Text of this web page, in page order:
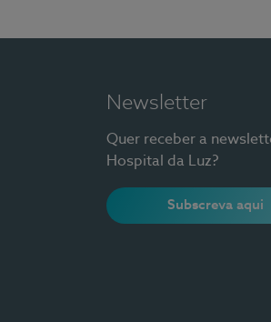
Newsletter
Quer receber a
Hospital da Luz?
Subscreva aqui